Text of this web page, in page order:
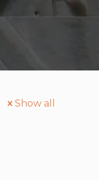
Show all